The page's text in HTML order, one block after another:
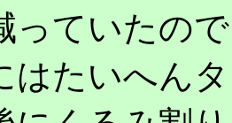
っていたの
はたいへん